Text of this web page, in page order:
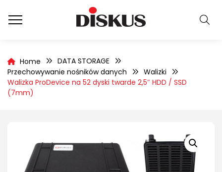
Home
DATA STORAGE
Przechowywanie nośników danych
Walizki
Walizka ProDevice na 52 dyski twarde 2,5″ HDD / SSD
(7mm)